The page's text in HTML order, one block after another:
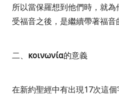
所以當保羅想到他們時，就
受福音之後，是繼續帶著福
二、 κοινωνία的意義
在新約聖經中有出現17次這